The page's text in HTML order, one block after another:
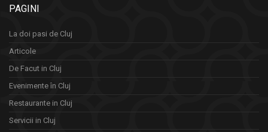
PAGINI
La doi pasi de Cluj
Articole
De Facut in Cluj
Evenimente în Cluj
Restaurante in Cluj
Servicii in Cluj